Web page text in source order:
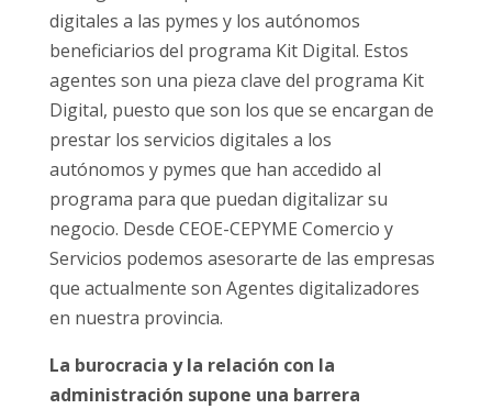
digitales a las pymes y los autónomos
beneficiarios del programa Kit Digital. Estos
agentes son una pieza clave del programa Kit
Digital, puesto que son los que se encargan de
prestar los servicios digitales a los
autónomos y pymes que han accedido al
programa para que puedan digitalizar su
negocio. Desde CEOE-CEPYME Comercio y
Servicios podemos asesorarte de las empresas
que actualmente son Agentes digitalizadores
en nuestra provincia.
La burocracia y la relación con la
administración supone una barrera